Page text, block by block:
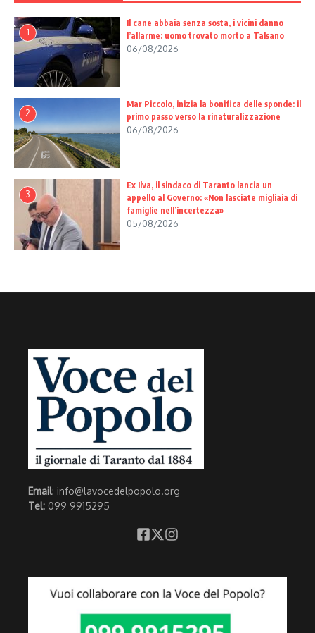
1
Il cane abbaia senza sosta, i vicini danno
l’allarme: uomo trovato morto a Talsano
06/08/2026
2
Mar Piccolo, inizia la bonifica delle sponde: il
primo passo verso la rinaturalizzazione
06/08/2026
3
Ex Ilva, il sindaco di Taranto lancia un
appello al Governo: «Non lasciate migliaia di
famiglie nell’incertezza»
05/08/2026
Email: info@lavocedelpopolo.org
Tel: 099 9915295